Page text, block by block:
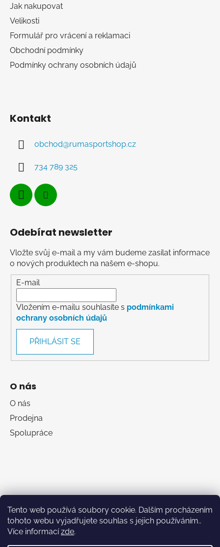
Tento web používá soubory cookie. Dalším procházením
tohoto webu vyjadřujete souhlas s jejich používáním..
Více informacízde.
Jak nakupovat
Velikosti
Formulář pro vrácení a reklamaci
Obchodní podmínky
Podmínky ochrany osobních údajů
Kontakt
obchod@rumasportshop.cz
734 789 325
Odebírat newsletter
Vložte svůj e-mail a my vám budeme zasílat informace
o nových produktech na našem e-shopu.
E-mail
Vložením e-mailu souhlasíte s podmínkami
ochrany osobních údajů
PŘIHLÁSIT SE
O nás
O nás
Prodejna
Spolupráce